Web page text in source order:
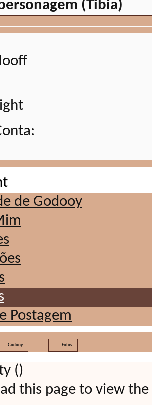
(Tibia)
de Godooy
Postagem
Godooy Fotos
()
this page to view